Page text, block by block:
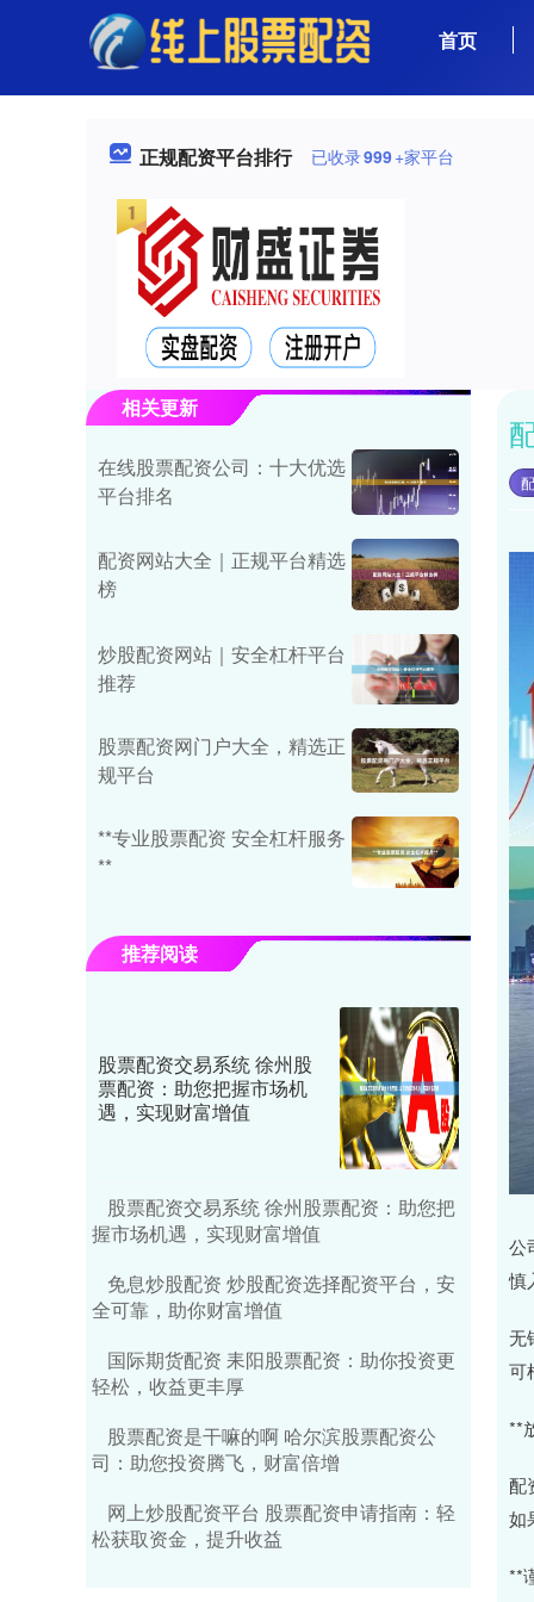
首页
正规配资平台排行 已收录999+家平台
公
慎
无
可
**
配
如
**
相关更新
在线股票配资公司：十大优选
平台排名
配资网站大全｜正规平台精选
榜
炒股配资网站｜安全杠杆平台
推荐
股票配资网门户大全，精选正
规平台
**专业股票配资 安全杠杆服务
**
推荐阅读
股票配资交易系统 徐州股
票配资：助您把握市场机
遇，实现财富增值
股票配资交易系统 徐州股票配资：助您把
握市场机遇，实现财富增值
免息炒股配资 炒股配资选择配资平台，安
全可靠，助你财富增值
国际期货配资 耒阳股票配资：助你投资更
轻松，收益更丰厚
股票配资是干嘛的啊 哈尔滨股票配资公
司：助您投资腾飞，财富倍增
网上炒股配资平台 股票配资申请指南：轻
松获取资金，提升收益